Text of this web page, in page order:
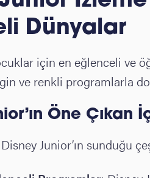
Dünyalar
için en eğlenceli ve
ve renkli programlarla
Öne Çıkan
Junior’ın sunduğu